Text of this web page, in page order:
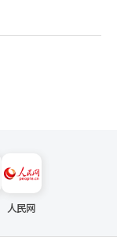
人民网